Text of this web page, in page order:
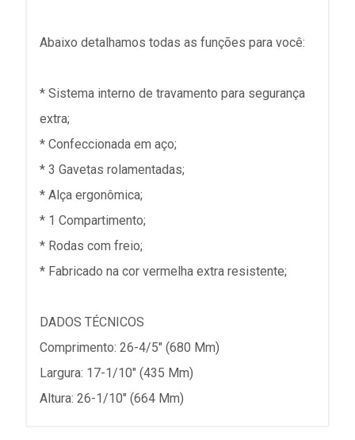
Abaixo detalhamos todas as funções para você:
* Sistema interno de travamento para segurança
extra;
* Confeccionada em aço;
* 3 Gavetas rolamentadas;
* Alça ergonômica;
* 1 Compartimento;
* Rodas com freio;
* Fabricado na cor vermelha extra resistente;
DADOS TÉCNICOS
Comprimento: 26-4/5" (680 Mm)
Largura: 17-1/10" (435 Mm)
Altura: 26-1/10" (664 Mm)